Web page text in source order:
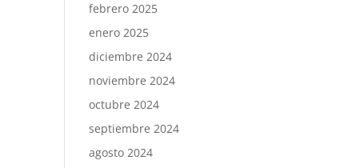
febrero 2025
enero 2025
diciembre 2024
noviembre 2024
octubre 2024
septiembre 2024
agosto 2024